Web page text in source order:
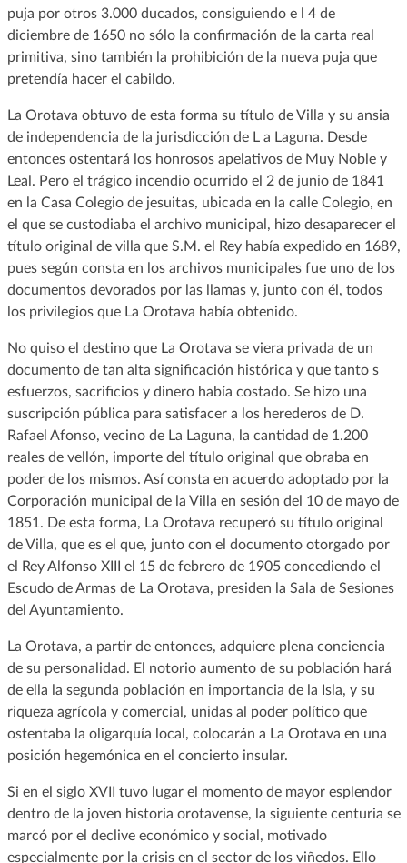
puja por otros 3.000 ducados, consiguiendo e l 4 de
diciembre de 1650 no sólo la confirmación de la carta real
primitiva, sino también la prohibición de la nueva puja que
pretendía hacer el cabildo.
La Orotava obtuvo de esta forma su título de Villa y su ansia
de independencia de la jurisdicción de L a Laguna. Desde
entonces ostentará los honrosos apelativos de Muy Noble y
Leal. Pero el trágico incendio ocurrido el 2 de junio de 1841
en la Casa Colegio de jesuitas, ubicada en la calle Colegio, en
el que se custodiaba el archivo municipal, hizo desaparecer el
título original de villa que S.M. el Rey había expedido en 1689,
pues según consta en los archivos municipales fue uno de los
documentos devorados por las llamas y, junto con él, todos
los privilegios que La Orotava había obtenido.
No quiso el destino que La Orotava se viera privada de un
documento de tan alta significación histórica y que tanto s
esfuerzos, sacrificios y dinero había costado. Se hizo una
suscripción pública para satisfacer a los herederos de D.
Rafael Afonso, vecino de La Laguna, la cantidad de 1.200
reales de vellón, importe del título original que obraba en
poder de los mismos. Así consta en acuerdo adoptado por la
Corporación municipal de la Villa en sesión del 10 de mayo de
1851. De esta forma, La Orotava recuperó su título original
de Villa, que es el que, junto con el documento otorgado por
el Rey Alfonso XIII el 15 de febrero de 1905 concediendo el
Escudo de Armas de La Orotava, presiden la Sala de Sesiones
del Ayuntamiento.
La Orotava, a partir de entonces, adquiere plena conciencia
de su personalidad. El notorio aumento de su población hará
de ella la segunda población en importancia de la Isla, y su
riqueza agrícola y comercial, unidas al poder político que
ostentaba la oligarquía local, colocarán a La Orotava en una
posición hegemónica en el concierto insular.
Si en el siglo XVII tuvo lugar el momento de mayor esplendor
dentro de la joven historia orotavense, la siguiente centuria se
marcó por el declive económico y social, motivado
especialmente por la crisis en el sector de los viñedos. Ello